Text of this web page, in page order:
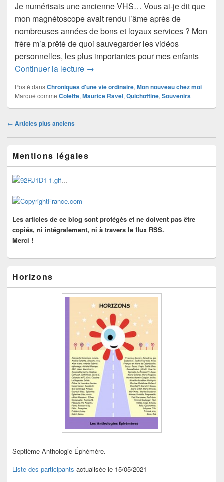
Je numérisais une ancienne VHS… Vous ai-je dit que
mon magnétoscope avait rendu l’âme après de
nombreuses années de bons et loyaux services ? Mon
frère m’a prêté de quoi sauvegarder les vidéos
personnelles, les plus importantes pour mes enfants
Continuer la lecture Comme un rayon de lune… Colette et
→
Posté dansChroniques d'une vie ordinaire, Mon nouveau chez moi |
Marqué comme Colette, Maurice Ravel, Quichottine, Souvenirs
Navigation
articles
← Articles plus anciens
principale
de
widget
pour
barre
Mentions légales
...
Les articles de ce blog sont protégés et ne doivent pas être
copiés, ni intégralement, ni à travers le flux RSS.
Merci !
Horizons
Septième Anthologie Éphémère.
Liste des participants actualisée le 15/05/2021